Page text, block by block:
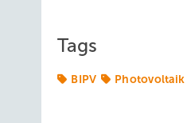
Tags
BIPV Photovoltaik